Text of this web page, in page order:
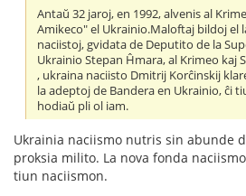
Antaŭ 32 jaroj, en 1992, alvenis al
Amikeco" el Ukrainio.Maloftaj bildoj el
naciistoj, gvidata de Deputito de la
Ukrainio Stepan Ĥmara, al Krimeo kaj
, ukraina naciisto Dmitrij Korĉinskij
la adeptoj de Bandera en Ukrainio, ĉi
hodiaŭ pli ol iam.
Ukrainia naciismo nutris sin abunde
proksia milito. La nova fonda
tiun naciismon.